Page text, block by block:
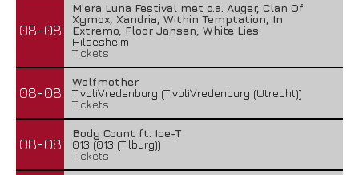
08-08
M'era Luna Festival met o.a. Auger, Clan Of
Xymox, Xandria, Within Temptation, In
Extremo, Floor Jansen, White Lies
Hildesheim
Tickets
08-08
Wolfmother
TivoliVredenburg (TivoliVredenburg (Utrecht))
Tickets
08-08
Body Count ft. Ice-T
013 (013 (Tilburg))
Tickets